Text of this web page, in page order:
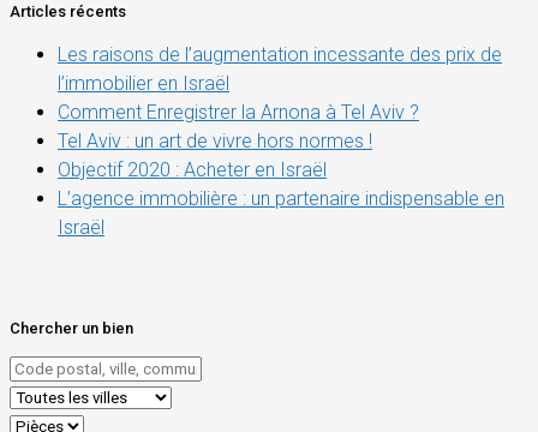
Articles récents
Les raisons de l’augmentation incessante des prix de
l’immobilier en Israël
Comment Enregistrer la Arnona à Tel Aviv ?
Tel Aviv : un art de vivre hors normes !
Objectif 2020 : Acheter en Israël
L’agence immobilière : un partenaire indispensable en
Israël
Chercher un bien